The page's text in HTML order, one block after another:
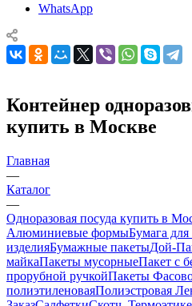
WhatsApp
Контейнер
купить в Москве
Главная
—
Каталог
—
Одноразовая посуда купить в
Алюминиевые формыБумага
изделияБумажные пакетыДой-
майкаПакеты мусорныеПакет с
прорубной ручкойПакеты
полиэтиленоваяПолиэстровая